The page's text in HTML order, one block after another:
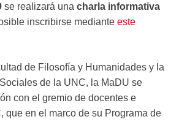
se realizará una charla informativa
inscribirse mediante este
de Filosofía y Humanidades y la
de la UNC, la MaDU se
con el gremio de docentes e
que en el marco de su Programa de